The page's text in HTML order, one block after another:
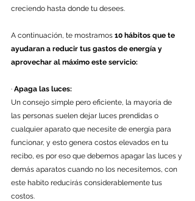
creciendo hasta donde tu desees.
A continuación, te mostramos 10 hábitos que te
ayudaran a reducir tus gastos de energía y
aprovechar al máximo este servicio:
· Apaga las luces:
Un consejo simple pero eficiente, la mayoría de
las personas suelen dejar luces prendidas o
cualquier aparato que necesite de energía para
funcionar, y esto genera costos elevados en tu
recibo, es por eso que debemos apagar las luces y
demás aparatos cuando no los necesitemos, con
este habito reducirás considerablemente tus
costos.